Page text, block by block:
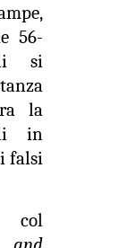
56-
si
la
in
falsi